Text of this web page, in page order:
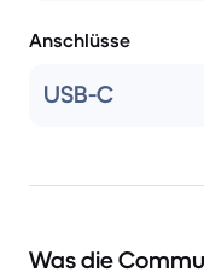
Anschlüsse
USB-C
Was die